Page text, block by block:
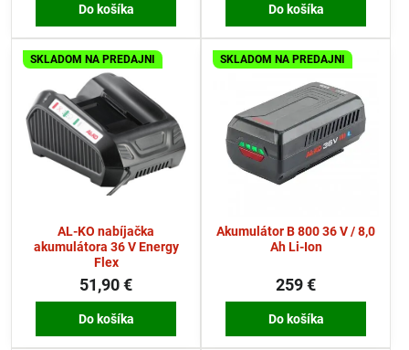
Do košíka Do košíka
SKLADOM NA PREDAJNI
AL-KO nabíjačka
akumulátora 36 V Energy
Flex
51,90 €
Do košíka
SKLADOM NA PREDAJNI
Akumulátor B 800 36 V / 8,0
Ah Li-Ion
259 €
Do košíka